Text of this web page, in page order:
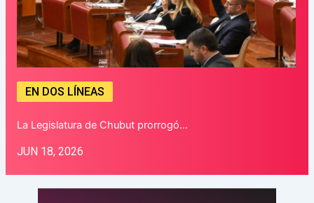
EN DOS LÍNEAS
La Legislatura de Chubut prorrogó…
JUN 18, 2026